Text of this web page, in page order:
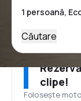
Căutare
clipe!
Folosește